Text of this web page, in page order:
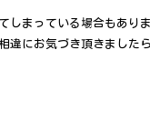
しまっている場合もあり
違にお気づき頂きました